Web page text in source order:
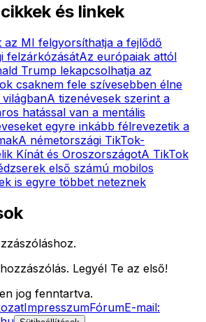
és linkek
az MI felgyorsíthatja a fejlődő
felzárkózásátAz európaiak attól
Trump lekapcsolhatja az
csaknem fele szívesebben élne
A tizenévesek szerint a
hatással van a mentális
egyre inkább félrevezetik a
A németországi TikTok-
Kínát és OroszországotA TikTok
első számú mobilos
is egyre többet neteznek
Legyél Te az első!
jog fenntartva.
ImpresszumFórumE-mail: